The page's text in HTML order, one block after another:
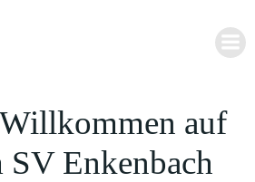
auf
SV Enkenbach